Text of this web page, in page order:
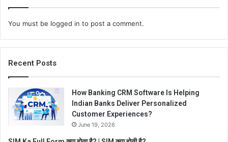
You must be logged in to post a comment.
Recent Posts
How Banking CRM Software Is Helping
Indian Banks Deliver Personalized
Customer Experiences?
June 19, 2026